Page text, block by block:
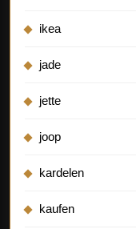
ikea
jade
jette
joop
kardelen
kaufen